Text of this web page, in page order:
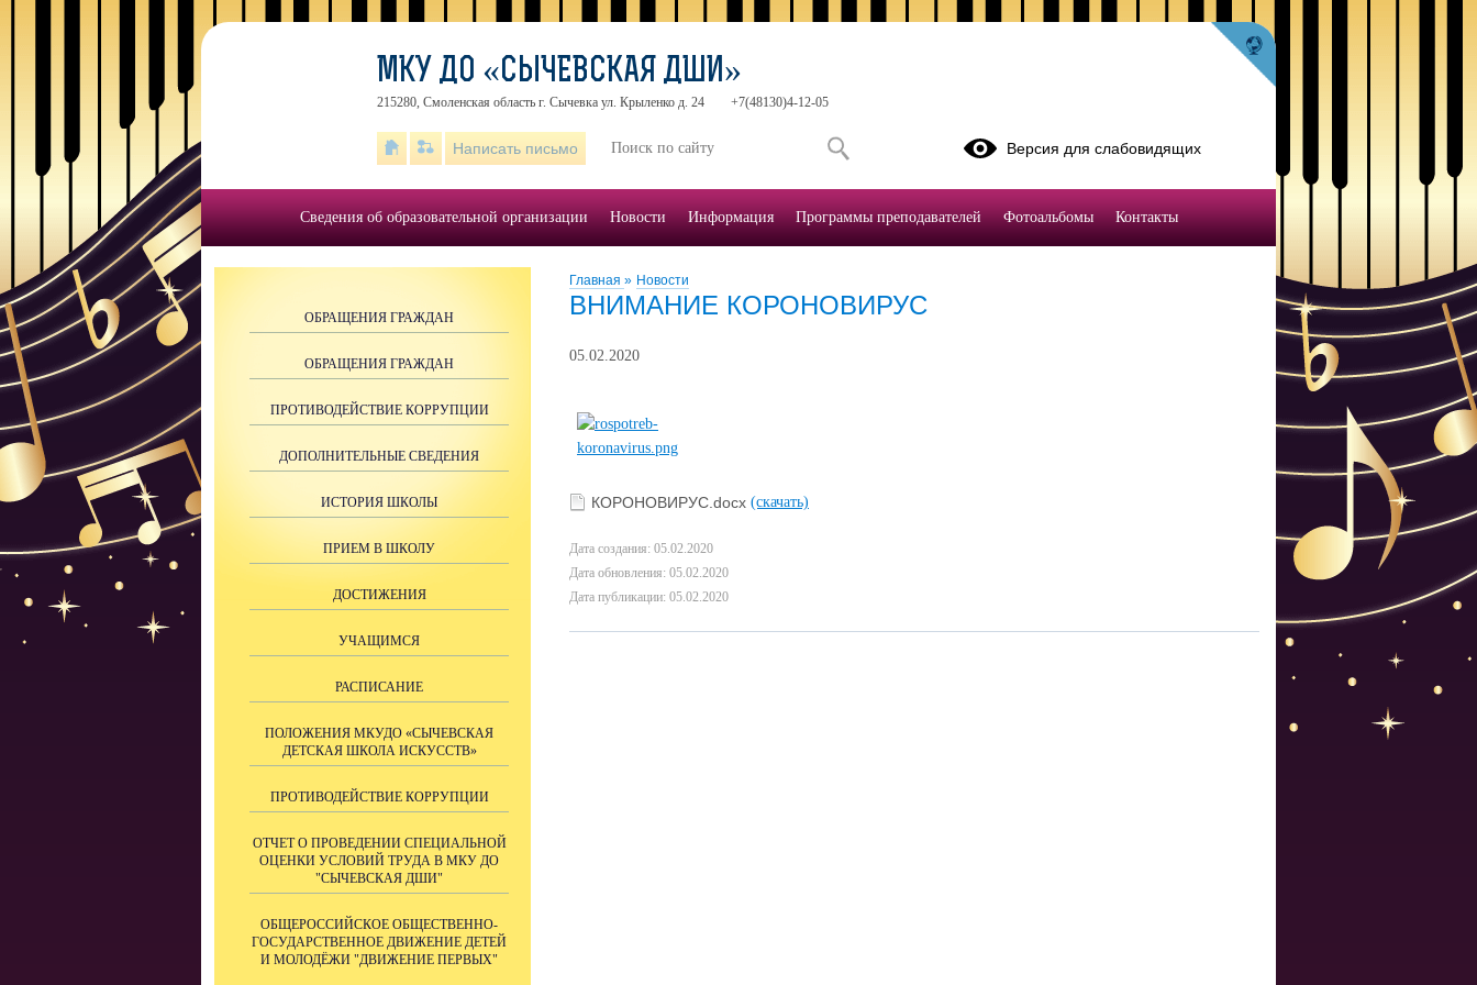
Главная » Новости
ВНИМАНИЕ КОРОНОВИРУС
05.02.2020
КОРОНОВИРУС.docx (скачать)
Дата создания: 05.02.2020
Дата обновления: 05.02.2020
Дата публикации: 05.02.2020
ОБРАЩЕНИЯ ГРАЖДАН
ОБРАЩЕНИЯ ГРАЖДАН
ПРОТИВОДЕЙСТВИЕ КОРРУПЦИИ
ДОПОЛНИТЕЛЬНЫЕ СВЕДЕНИЯ
ИСТОРИЯ ШКОЛЫ
ПРИЕМ В ШКОЛУ
ДОСТИЖЕНИЯ
УЧАЩИМСЯ
РАСПИСАНИЕ
ПОЛОЖЕНИЯ МКУДО «СЫЧЕВСКАЯ
ДЕТСКАЯ ШКОЛА ИСКУССТВ»
ПРОТИВОДЕЙСТВИЕ КОРРУПЦИИ
ОТЧЕТ О ПРОВЕДЕНИИ СПЕЦИАЛЬНОЙ
ОЦЕНКИ УСЛОВИЙ ТРУДА В МКУ ДО
"СЫЧЕВСКАЯ ДШИ"
ОБЩЕРОССИЙСКОЕ ОБЩЕСТВЕННО-
ГОСУДАРСТВЕННОЕ ДВИЖЕНИЕ ДЕТЕЙ
И МОЛОДЁЖИ "ДВИЖЕНИЕ ПЕРВЫХ"
МКУ ДО «СЫЧЕВСКАЯ ДШИ»
215280, Смоленская область г. Сычевка ул. Крыленко д. 24 +7(48130)4-12-05
Написать письмо Версия для слабовидящих
Сведения об образовательной организации Новости Информация Программы преподавателей Фотоальбомы Контакты